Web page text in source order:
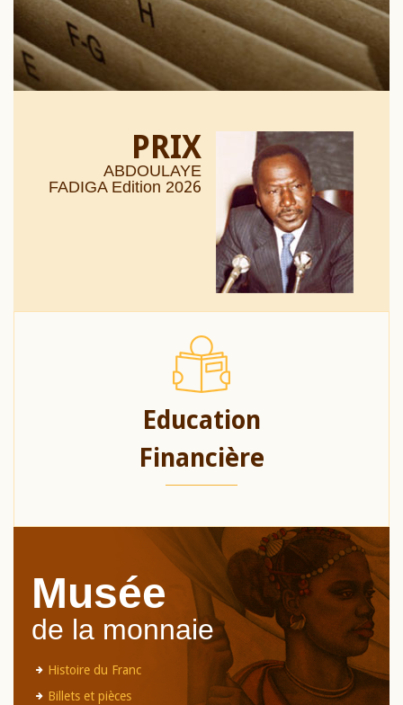
PRIX
ABDOULAYE
FADIGA Edition 2026
Education
Financière
Musée
de la monnaie
Histoire du Franc
Billets et pièces